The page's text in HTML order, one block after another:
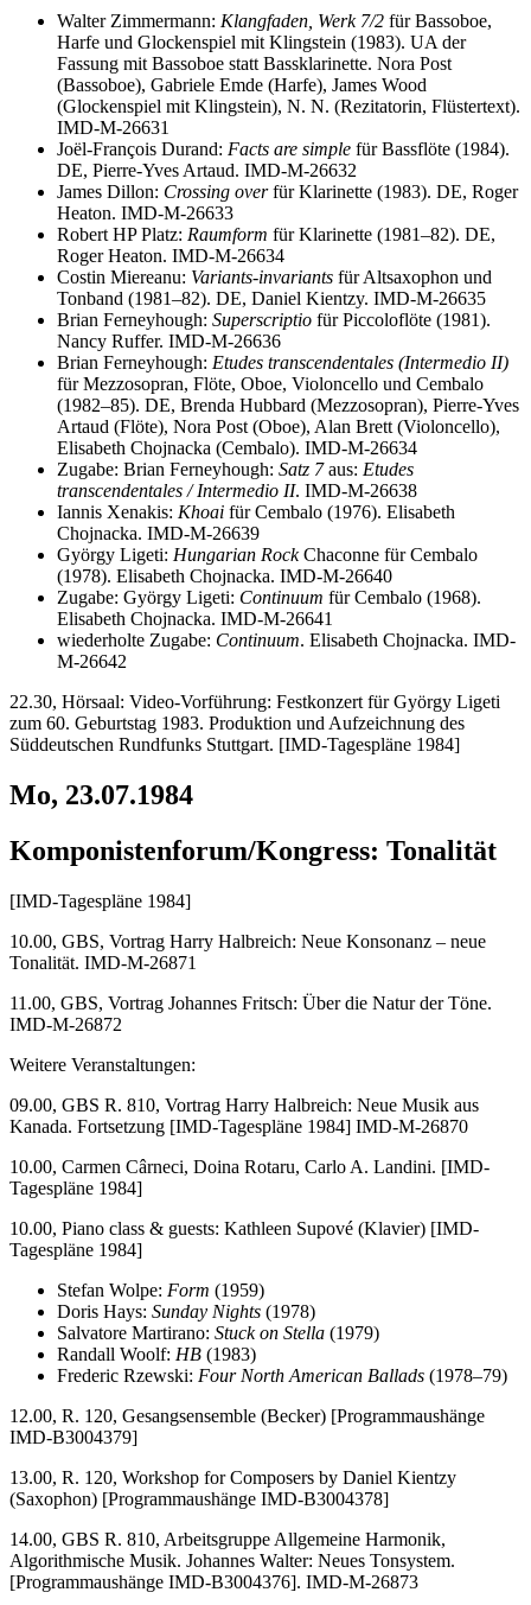
Walter Zimmermann: Klangfaden, Werk 7/2 für Bassoboe,
Harfe und Glockenspiel mit Klingstein (1983). UA der
Fassung mit Bassoboe statt Bassklarinette. Nora Post
(Bassoboe), Gabriele Emde (Harfe), James Wood
(Glockenspiel mit Klingstein), N. N. (Rezitatorin, Flüstertext).
IMD-M-26631
Joël-François Durand: Facts are simple für Bassflöte (1984).
DE, Pierre-Yves Artaud. IMD-M-26632
James Dillon: Crossing overfür Klarinette (1983). DE, Roger
Heaton. IMD-M-26633
Robert HP Platz: Raumform für Klarinette (1981–82). DE,
Roger Heaton. IMD-M-26634
Costin Miereanu: Variants-invariants für Altsaxophon und
Tonband (1981–82). DE, Daniel Kientzy. IMD-M-26635
Brian Ferneyhough: Superscriptio für Piccoloflöte (1981).
Nancy Ruffer. IMD-M-26636
Brian Ferneyhough: Etudes transcendentales (Intermedio II)
für Mezzosopran, Flöte, Oboe, Violoncello und Cembalo
(1982–85). DE, Brenda Hubbard (Mezzosopran), Pierre-Yves
Artaud (Flöte), Nora Post (Oboe), Alan Brett (Violoncello),
Elisabeth Chojnacka (Cembalo). IMD-M-26634
Zugabe: Brian Ferneyhough: Satz 7aus: Etudes
transcendentales / Intermedio II. IMD-M-26638
Iannis Xenakis: Khoai für Cembalo (1976). Elisabeth
Chojnacka. IMD-M-26639
György Ligeti: Hungarian RockChaconne für Cembalo
(1978). Elisabeth Chojnacka. IMD-M-26640
Zugabe: György Ligeti: Continuum für Cembalo (1968).
Elisabeth Chojnacka. IMD-M-26641
wiederholte Zugabe: Continuum. Elisabeth Chojnacka. IMD-
M-26642
22.30, Hörsaal: Video-Vorführung: Festkonzert für György Ligeti
zum 60. Geburtstag 1983. Produktion und Aufzeichnung des
Süddeutschen Rundfunks Stuttgart. [IMD-Tagespläne 1984]
Mo, 23.07.1984
Komponistenforum/Kongress: Tonalität
[IMD-Tagespläne 1984]
10.00, GBS, Vortrag Harry Halbreich: Neue Konsonanz – neue
Tonalität. IMD-M-26871
11.00, GBS, Vortrag Johannes Fritsch: Über die Natur der Töne.
IMD-M-26872
Weitere Veranstaltungen:
09.00, GBS R. 810, Vortrag Harry Halbreich: Neue Musik aus
Kanada. Fortsetzung [IMD-Tagespläne 1984] IMD-M-26870
10.00, Carmen Cârneci, Doina Rotaru, Carlo A. Landini. [IMD-
Tagespläne 1984]
10.00, Piano class & guests: Kathleen Supové (Klavier) [IMD-
Tagespläne 1984]
Stefan Wolpe: Form (1959)
Doris Hays: Sunday Nights (1978)
Salvatore Martirano: Stuck on Stella (1979)
Randall Woolf: HB (1983)
Frederic Rzewski: Four North American Ballads (1978–79)
12.00, R. 120, Gesangsensemble (Becker) [Programmaushänge
IMD-B3004379]
13.00, R. 120, Workshop for Composers by Daniel Kientzy
(Saxophon) [Programmaushänge IMD-B3004378]
14.00, GBS R. 810, Arbeitsgruppe Allgemeine Harmonik,
Algorithmische Musik. Johannes Walter: Neues Tonsystem.
[Programmaushänge IMD-B3004376]. IMD-M-26873